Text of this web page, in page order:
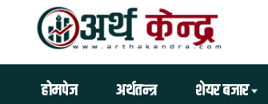
होमपेज अर्थतन्त्र शेयर बजार